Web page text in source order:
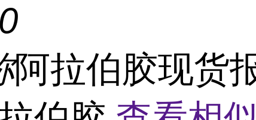
阿拉伯胶现货